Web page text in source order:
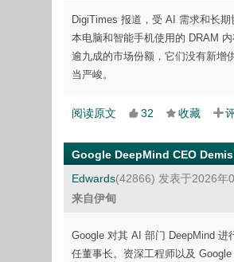
DigiTimes 报道，受 AI 需求和长
本电脑和智能手机使用的 DRAM
逾九成的市场份额，它们没有新增
当严峻。
阅读原文 32 收藏
Google DeepMind CEO
Edwards(42866) 发表于2026年
来自伊甸
Google 对其 AI 部门 DeepMind 进
任董事长。资深工程师以及